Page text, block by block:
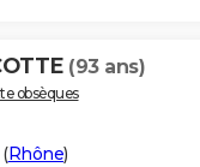
(93 ans)
obsèques
(Rhône)